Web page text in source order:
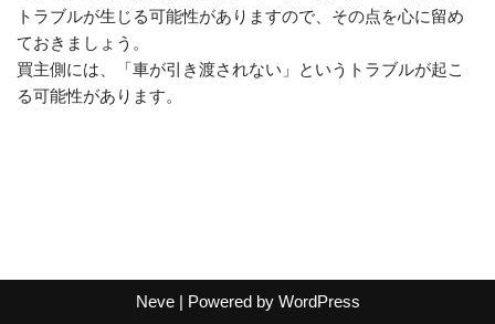
トラブルが生じる可能性がありますので、その点を心に留め
ておきましょう。
買主側には、「車が引き渡されない」というトラブルが起こ
る可能性があります。
Neve| Powered by WordPress